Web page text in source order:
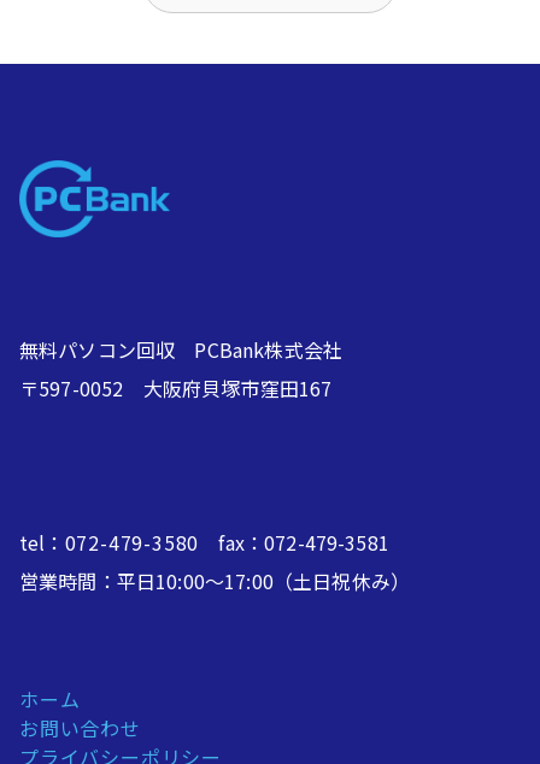
無料パソコン回収 PCBank株式会社
〒597-0052 大阪府貝塚市窪田167
tel： 072-479-3580 fax：072-479-3581
営業時間：平日10:00～17:00（土日祝休み）
ホーム
お問い合わせ
プライバシーポリシー